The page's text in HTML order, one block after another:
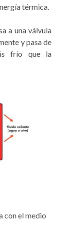
térmica.
a una válvula
y pasa de
frío que la
con el medio